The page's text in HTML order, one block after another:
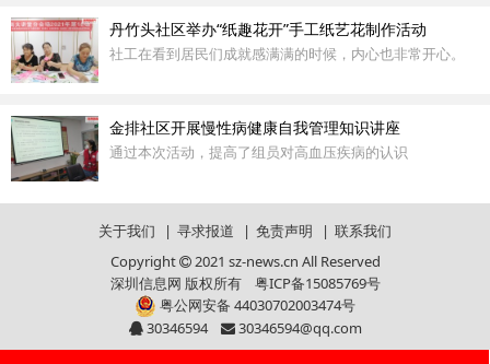
丹竹头社区举办“纸趣花开”手工纸艺花制作活动
社工在看到居民们成就感满满的时候，内心也非常开心。
金排社区开展慢性病健康自我管理知识讲座
通过本次活动，提高了组员对高血压疾病的认识
关于我们 | 寻求报道 | 免责声明 | 联系我们
Copyright
2021 sz-news.cn All Reserved
深圳信息网 版权所有 粤ICP备15085769号
粤公网安备 44030702003474号
30346594
30346594@qq.com